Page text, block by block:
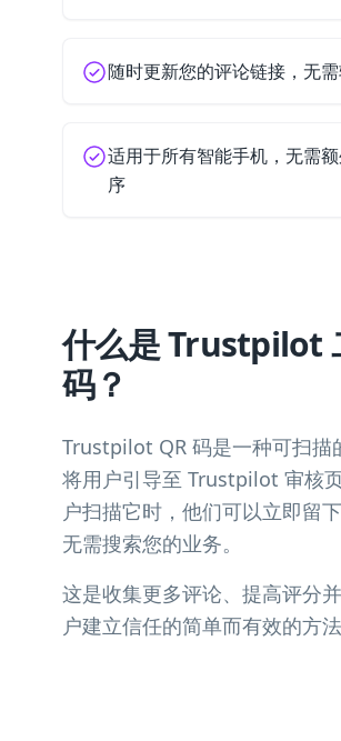
随时更新您的评论链接，无
适用于所有智能手机，无需
序
什么是 Trustpilot
码？
Trustpilot QR 码是一种可扫描
将用户引导至 Trustpilot 审核
户扫描它时，他们可以立即留
无需搜索您的业务。
这是收集更多评论、提高评分
户建立信任的简单而有效的方法